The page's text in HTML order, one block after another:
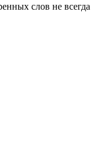
слов не всегда